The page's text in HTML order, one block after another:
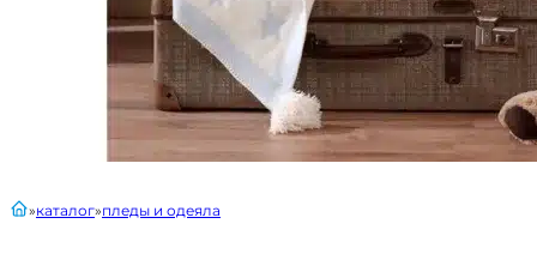
главнаякаталог пледы и одеяла